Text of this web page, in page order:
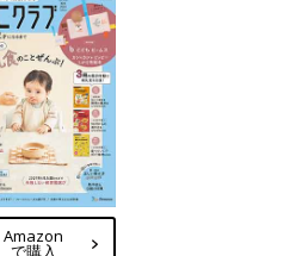
Amazon
で購入